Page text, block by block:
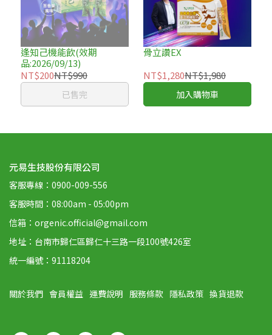
逢知己機能飲(效期
品:2026/09/13)
NT$200NT$990
已售完
骨立讚EX
NT$1,280NT$1,980
加入購物車
元易生技股份有限公司
客服專線：0900-009-556
客服時間：08:00am - 05:00pm
信箱：orgenic.official@gmail.com
地址：台南市歸仁區歸仁十三路一段100號426室
統一編號：91118204
關於我們 會員權益 運費說明 服務條款 隱私政策 換貨退款